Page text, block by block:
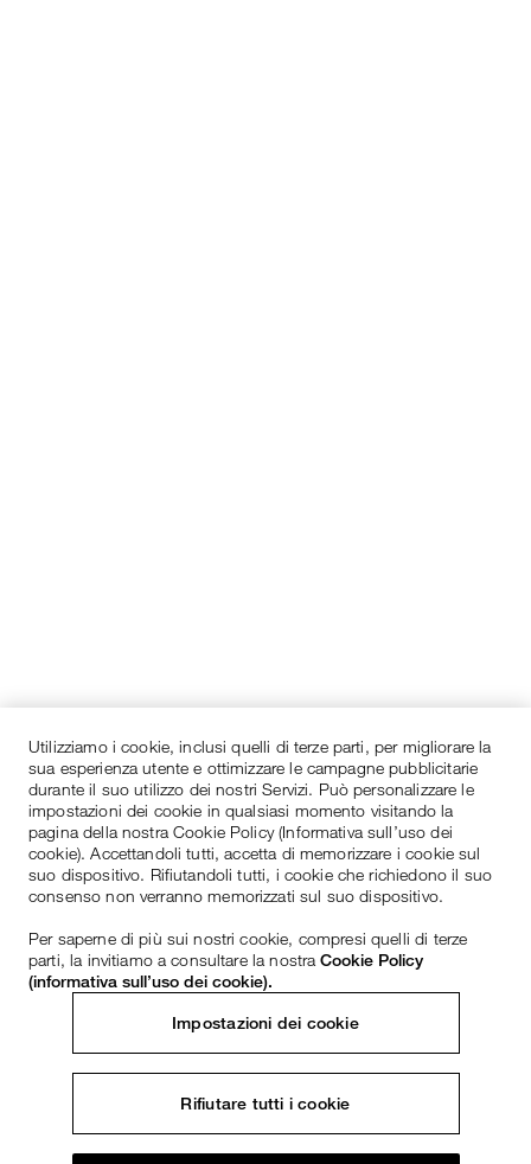
Utilizziamo i cookie, inclusi quelli di terze parti, per migliorare la
sua esperienza utente e ottimizzare le campagne pubblicitarie
durante il suo utilizzo dei nostri Servizi. Può personalizzare le
impostazioni dei cookie in qualsiasi momento visitando la
pagina della nostra Cookie Policy (Informativa sull’uso dei
cookie). Accettandoli tutti, accetta di memorizzare i cookie sul
suo dispositivo. Rifiutandoli tutti, i cookie che richiedono il suo
consenso non verranno memorizzati sul suo dispositivo.
Per saperne di più sui nostri cookie, compresi quelli di terze
parti, la invitiamo a consultare la nostraCookie Policy
(informativa sull’uso dei cookie).
Impostazioni dei cookie
Rifiutare tutti i cookie